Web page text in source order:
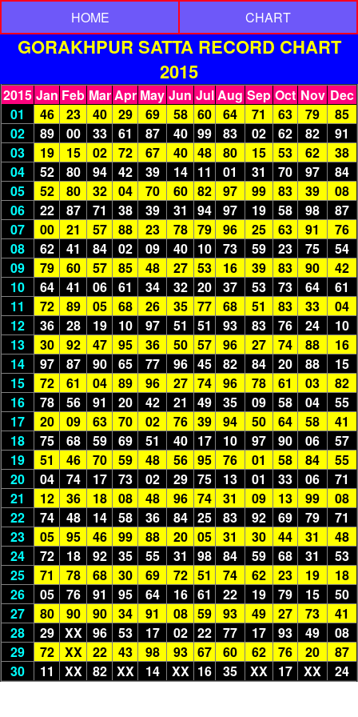
HOME CHART
GORAKHPUR SATTA RECORD CHART
2015
2015 Jan Feb MarApr May Jun JulAug Sep Oct Nov Dec
01
46 23 40 29 69 58 60 64 71 63 79
85
02
89 00 33 61 87 40 99 83 02 62 82
91
03
19 15 02 72 67 40 48 80 15 53 62
38
04
52 80 94 42 39 14 11 01 31 70 97
84
05
52 80 32 04 70 60 82 97 99 83 39
08
06
22 87 71 38 39 31 94 97 19 58 98
87
07
00 21 57 88 23 78 79 96 25 63 91
76
08
62 41 84 02 09 40 10 73 59 23 75
54
09
79 60 57 85 48 27 53 16 39 83 90
42
10
64 41 06 61 34 32 20 37 53 73 64
61
11
72 89 05 68 26 35 77 68 51 83 33
04
12
36 28 19 10 97 51 51 93 83 76 24
10
13
30 92 47 95 36 50 57 96 27 74 88
16
14
97 87 90 65 77 96 45 82 84 20 88
15
15
72 61 04 89 96 27 74 96 78 61 03
82
16
78 56 91 20 42 21 49 35 09 58 04
55
17
20 09 63 70 02 76 39 94 50 64 58
41
18
75 68 59 69 51 40 17 10 97 90 06
57
19
51 46 70 59 48 56 95 76 01 58 84
55
20
04 74 17 73 02 29 75 13 01 33 06
71
21
12 36 18 08 48 96 74 31 09 13 99
08
22
74 48 14 58 36 84 25 83 92 69 79
71
23
05 95 46 99 88 20 05 31 30 44 31
48
24
72 18 92 35 55 31 98 84 59 68 31
53
25
71 78 68 30 69 72 51 74 62 23 19
18
26
05 76 91 95 64 16 61 22 19 79 15
50
27
80 90 90 34 91 08 59 93 49 27 73
41
28
29 XX 96 53 17 02 22 77 17 93 49
08
29
72 XX 22 43 98 93 67 60 62 76 20
87
30
11 XX 82 XX 14 XX 16 35 XX 17 XX 24